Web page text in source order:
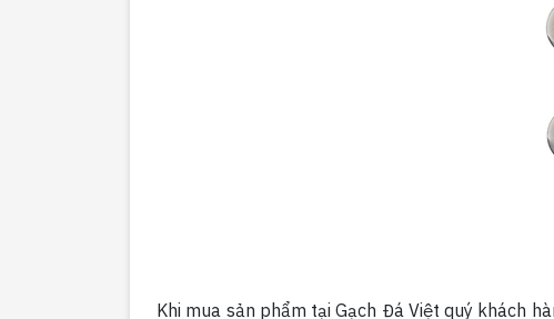
Khi mua sản phẩm tại Gạch Đá Việt quý khách